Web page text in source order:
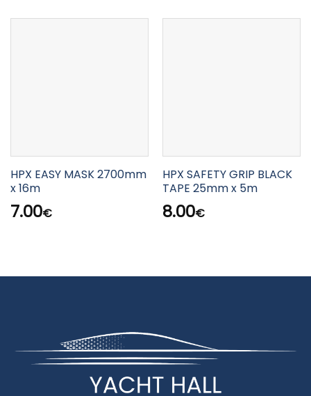
HPX EASY MASK 2700mm
x 16m
7.00€
HPX SAFETY GRIP BLACK
TAPE 25mm x 5m
8.00€